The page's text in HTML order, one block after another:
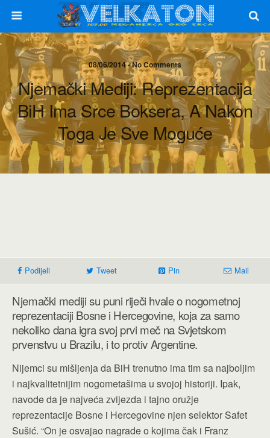
08/06/2014 • No Comments
Njemački Mediji: Reprezentacija
BiH Ima Srce Boksera, A Nakon
Toga Je Sve Moguće
Podijeli Tweet Pin Mail
Njemački mediji su puni riječi hvale o nogometnoj
reprezentaciji Bosne i Hercegovine, koja za samo
nekoliko dana igra svoj prvi meč na Svjetskom
prvenstvu u Brazilu, i to protiv Argentine.
Nijemci su mišljenja da BiH trenutno ima tim sa najboljim
i najkvalitetnijim nogometašima u svojoj historiji. Ipak,
navode da je najveća zvijezda i tajno oružje
reprezentacije Bosne i Hercegovine njen selektor Safet
Sušić. “On je osvajao nagrade o kojima čak i Franz